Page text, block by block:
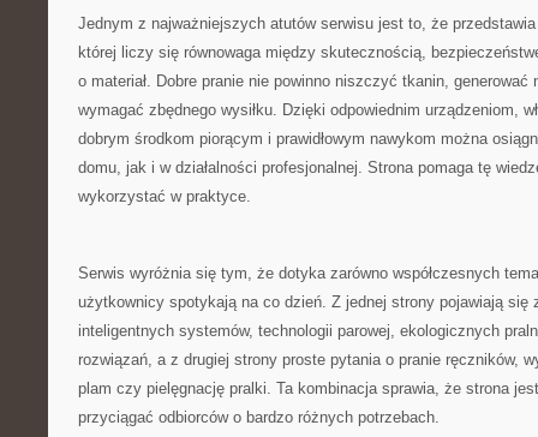
Jednym z najważniejszych atutów serwisu jest to, że
której liczy się równowaga między skutecznością,
o materiał. Dobre pranie nie powinno niszczyć tkanin, generować
wymagać zbędnego wysiłku. Dzięki odpowiednim urządzeniom,
dobrym środkom piorącym i prawidłowym nawykom można
domu, jak i w działalności profesjonalnej. Strona pomaga tę
wykorzystać w praktyce.
Serwis wyróżnia się tym, że dotyka zarówno współczesnych
użytkownicy spotykają na co dzień. Z jednej strony pojawiają się
inteligentnych systemów, technologii parowej, ekologicznych
rozwiązań, a z drugiej strony proste pytania o pranie ręczników,
plam czy pielęgnację pralki. Ta kombinacja sprawia, że strona
przyciągać odbiorców o bardzo różnych potrzebach.